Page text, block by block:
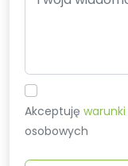
Akceptujęwarunki
osobowych